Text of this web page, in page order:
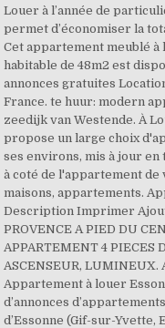
Louer à l’année de
permet d’économiser la
Cet appartement meublé
habitable de 48m2 est
annonces gratuites
France. te huur: modern
zeedijk van Westende. À
propose un large choix
ses environs, mis à jour
à coté de l'appartement
maisons, appartements.
Description Imprimer
PROVENCE A PIED DU
APPARTEMENT 4 PIECES
ASCENSEUR,
Appartement à louer
d’annonces
d’Essonne (Gif-sur-